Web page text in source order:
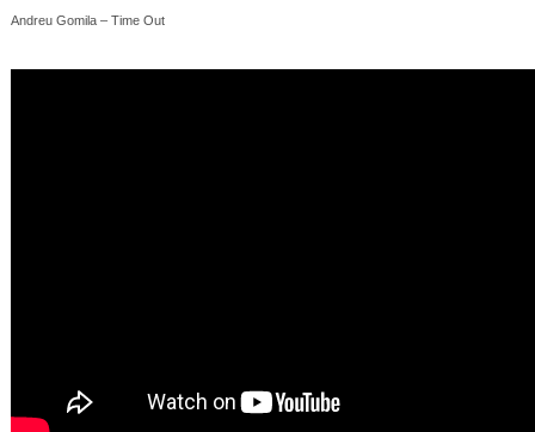
Andreu Gomila – Time Out